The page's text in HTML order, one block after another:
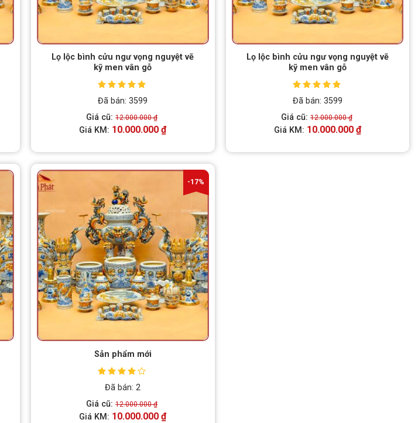
Lọ lộc bình cửu ngư vọng nguyệt vẽ
kỹ men vân gỗ
Được xếp
hạng5.005
sao
Đã bán: 3599
Giá cũ: 12.000.000₫
Giá KM: 10.000.000 ₫
Lọ lộc bình cửu ngư vọng nguyệt vẽ
kỹ men vân gỗ
Được xếp
hạng5.005
sao
Đã bán: 3599
Giá cũ: 12.000.000₫
Giá KM: 10.000.000 ₫
-17%
Sản phẩm mới
Được xếp
hạng4.00
5 sao
Đã bán: 2
Giá cũ: 12.000.000₫
Giá KM: 10.000.000 ₫